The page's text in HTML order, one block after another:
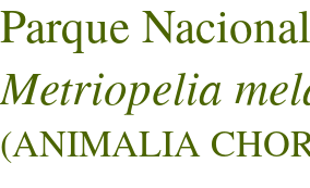
Parque
Metriopelia
(ANIMALIA